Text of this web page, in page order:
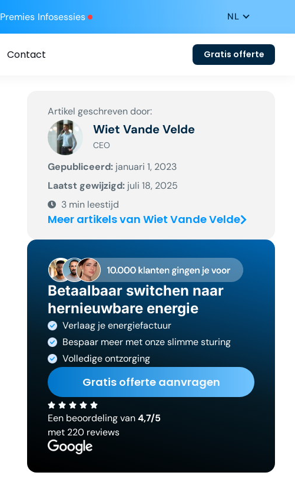
Premies Infosessies
Contact Gratis offerte
Artikel geschreven door:
Wiet Vande Velde
CEO
Gepubliceerd: januari 1, 2023
Laatst gewijzigd: juli 18, 2025
3 min leestijd
Meer artikels van Wiet Vande Velde
Betaalbaar switchen naar
hernieuwbare energie
Verlaag je energiefactuur
Bespaar meer met onze slimme sturing
Volledige ontzorging
Gratis offerte aanvragen
Een beoordeling van4,7/5
met 220 reviews